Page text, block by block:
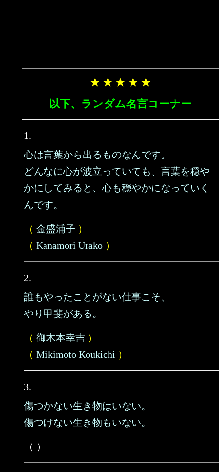
★ ★ ★ ★ ★
以下、ランダム名言コーナー
1.
心は言葉から出るものなんです。
どんなに心が波立っていても、言葉を穏や
かにしてみると、心も穏やかになっていく
んです。
（ 金盛浦子 ）
（ Kanamori Urako ）
2.
誰もやったことがない仕事こそ、
やり甲斐がある。
（ 御木本幸吉 ）
（ Mikimoto Koukichi ）
3.
傷つかない生き物はいない。
傷つけない生き物もいない。
（ ）